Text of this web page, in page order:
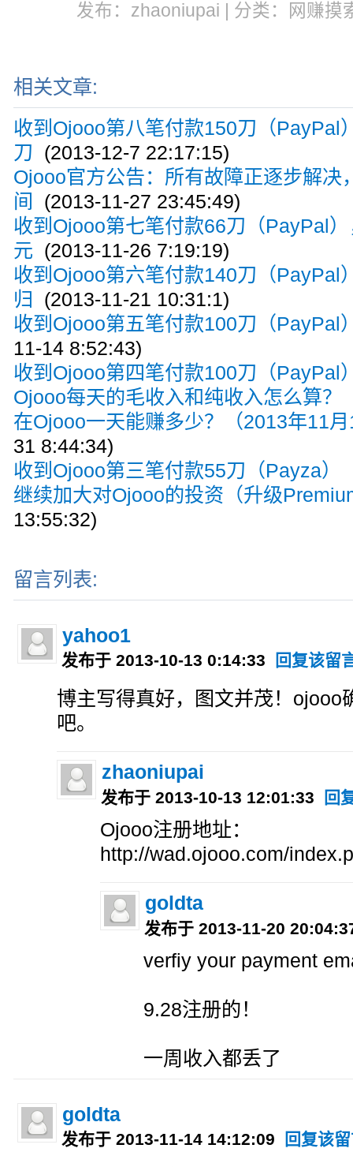
发布：zhaoniupai | 分类：网赚摸
相关文章:
收到Ojooo第八笔付款150刀（PayPal
刀 (2013-12-7 22:17:15)
Ojooo官方公告：所有故障正逐步解决
间
(2013-11-27 23:45:49)
收到Ojooo第七笔付款66刀（PayPal
元 (2013-11-26 7:19:19)
收到Ojooo第六笔付款140刀（PayPal
归
(2013-11-21 10:31:1)
收到Ojooo第五笔付款100刀（PayPal
11-14 8:52:43)
收到Ojooo第四笔付款100刀（PayPal
Ojooo每天的毛收入和纯收入怎么算？
在Ojooo一天能赚多少？（2013年11
31 8:44:34)
收到Ojooo第三笔付款55刀（Payza）
继续加大对Ojooo的投资（升级
13:55:32)
留言列表:
yahoo1
发布于 2013-10-13 0:14:33 回复该留
博主写得真好，图文并茂！ojooo
吧。
zhaoniupai
发布于 2013-10-13 12:01:33 回
Ojooo注册地址：
http://wad.ojooo.com/
goldta
发布于 2013-11-20
verfiy your payment
9.28注册的！
一周收入都丢了
goldta
发布于 2013-11-14 14:12:09 回复该